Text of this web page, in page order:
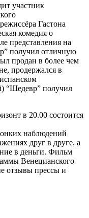
участник
Гастона
комедия о
представления на
получил отличную
продан в более чем
продержался в
“Шедевр” получил
в 20.00 состоится
наблюдений
друг в друге, а
в деньги. Фильм
Венецианского
отзывы прессы и